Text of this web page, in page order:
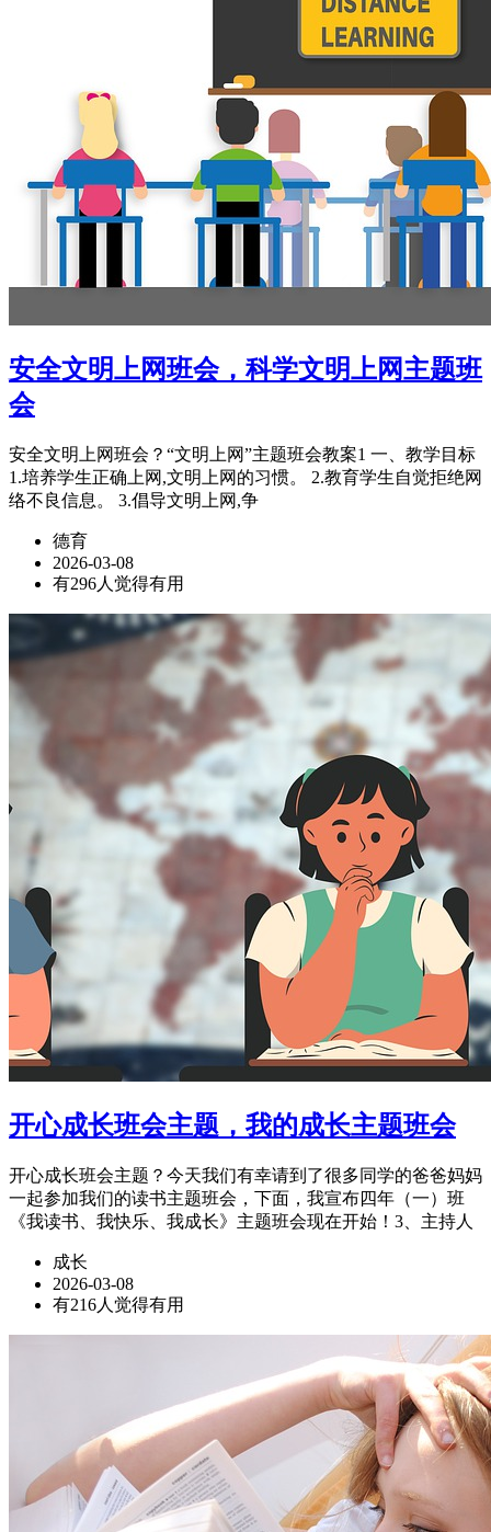
安全文明上网班会，科学文明上网主题班
会
安全文明上网班会？“文明上网”主题班会教案1 一、教学目标
1.培养学生正确上网,文明上网的习惯。 2.教育学生自觉拒绝网
络不良信息。 3.倡导文明上网,争
德育
2026-03-08
有296人觉得有用
开心成长班会主题，我的成长主题班会
开心成长班会主题？今天我们有幸请到了很多同学的爸爸妈妈
一起参加我们的读书主题班会，下面，我宣布四年（一）班
《我读书、我快乐、我成长》主题班会现在开始！3、主持人
成长
2026-03-08
有216人觉得有用